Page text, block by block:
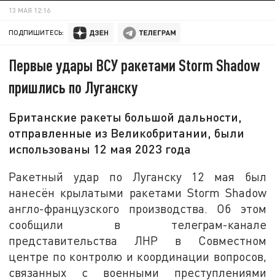
13 МАЯ 12:16
ПОДПИШИТЕСЬ:
Первые удары ВСУ ракетами Storm Shadow
пришлись по Луганску
Британские ракеты большой дальности,
отправленные из Великобритании, были
использованы 12 мая 2023 года
Ракетный удар по Луганску 12 мая был
нанесён крылатыми ракетами Storm Shadow
англо-французского производства. Об этом
сообщили в телеграм-канале
представительства ЛНР в Совместном
центре по контролю и координации вопросов,
связанных с военными преступлениями